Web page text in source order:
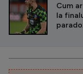
Cum
la